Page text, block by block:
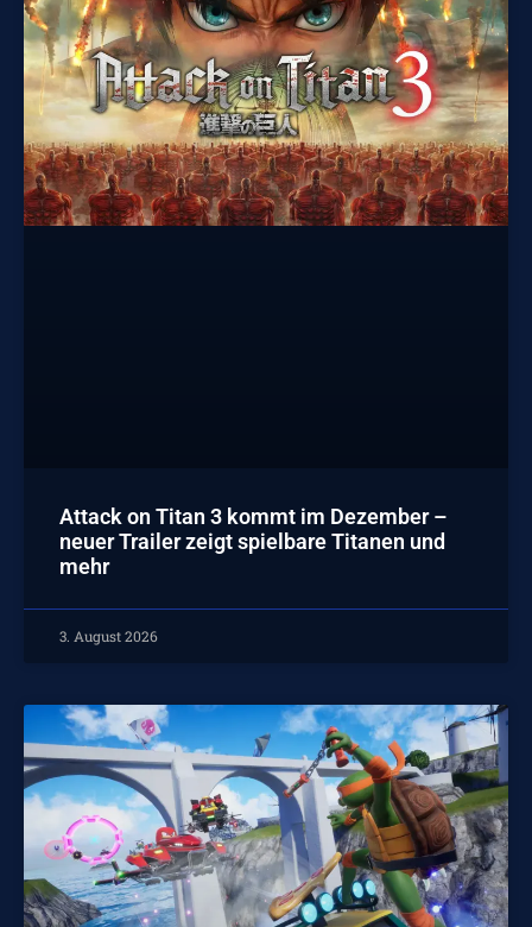
Attack on Titan 3 kommt im Dezember –
neuer Trailer zeigt spielbare Titanen und
mehr
3. August 2026